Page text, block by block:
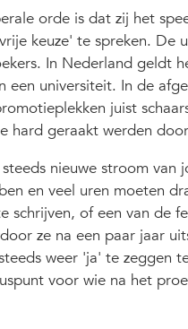
orde is dat zij het
keuze' te spreken. De
In Nederland geldt
universiteit. In de
juist
hard geraakt werden
nieuwe stroom
en veel uren moeten
of een van de
ze na een paar jaar
weer 'ja' te zeggen
voor wie na het